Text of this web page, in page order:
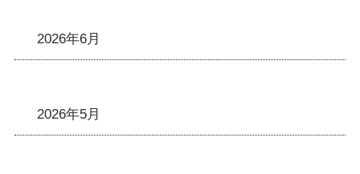
2026年6月
2026年5月